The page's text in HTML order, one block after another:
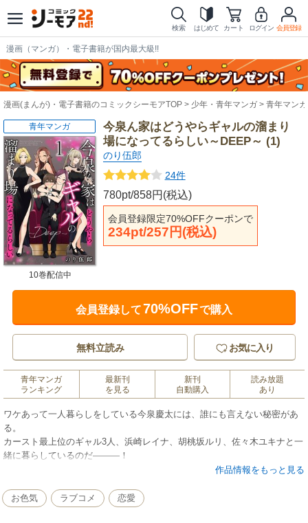
検索 はじめて カート ログイン 会員登録
漫画（マンガ）・電子書籍が国内最大級!!
漫画(まんが)・電子書籍のコミックシーモアTOP 少年・青年マンガ 青年マンガ
今泉ん家はどうやらギャルの溜まり
場になってるらしい～DEEP～ (1)
のり伍郎
24件
780pt/858円(税込)
会員登録限定70%OFFクーポンで
234pt/257円(税込)
青年マンガ
10巻配信中
会員登録して70%OFFで購入
無料立読み お気に入り
青年マンガ
ランキング
最新刊
を見る
新刊
自動購入
読み放題
あり
ワケあって一人暮らしをしている今泉慶太には、誰にも言えない秘密があ
る。
カースト最上位のギャル3人、浜崎レイナ、胡桃坂ルリ、佐々木ユキナと一
緒に暮らしているのだ―――！
ねて過ごす日々。
怠惰でエッチで自由な時間に、どうなる、今泉くんの青春！？
作品情報をもっと見る
お色気 ラブコメ 恋愛